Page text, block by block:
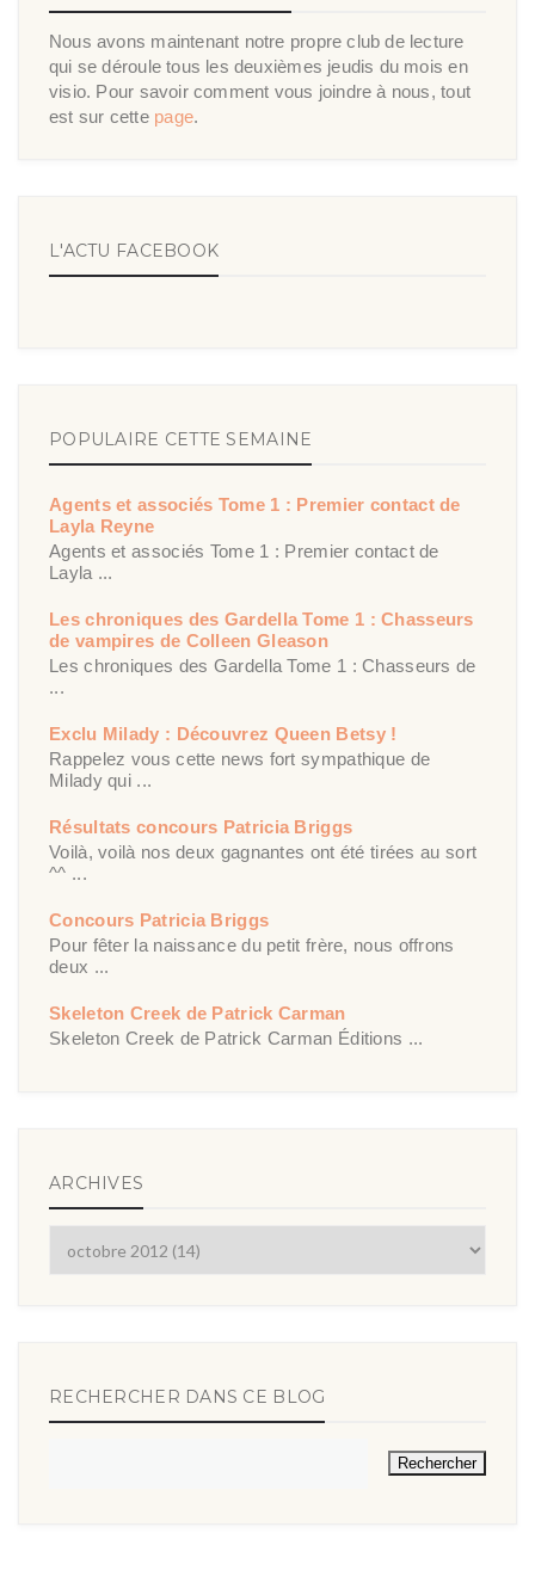
Nous avons maintenant notre propre club de lecture
qui se déroule tous les deuxièmes jeudis du mois en
visio. Pour savoir comment vous joindre à nous, tout
est sur cette page.
L'ACTU FACEBOOK
POPULAIRE CETTE SEMAINE
Agents et associés Tome 1 : Premier contact de
Layla Reyne
Agents et associés Tome 1 : Premier contact de
Layla ...
Les chroniques des Gardella Tome 1 : Chasseurs
de vampires de Colleen Gleason
Les chroniques des Gardella Tome 1 : Chasseurs de
...
Exclu Milady : Découvrez Queen Betsy !
Rappelez vous cette news fort sympathique de
Milady qui ...
Résultats concours Patricia Briggs
Voilà, voilà nos deux gagnantes ont été tirées au sort
^^ ...
Concours Patricia Briggs
Pour fêter la naissance du petit frère, nous offrons
deux ...
Skeleton Creek de Patrick Carman
Skeleton Creek de Patrick Carman Éditions ...
ARCHIVES
RECHERCHER DANS CE BLOG